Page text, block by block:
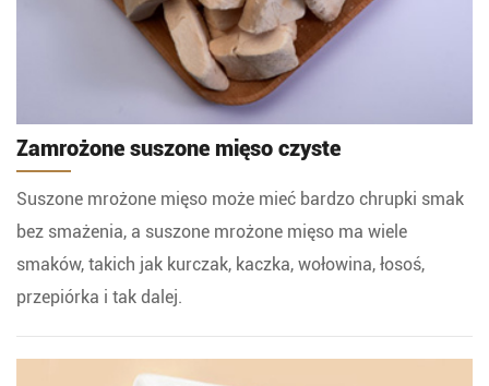
Zamrożone suszone mięso czyste
Suszone mrożone mięso może mieć bardzo chrupki smak
bez smażenia, a suszone mrożone mięso ma wiele
smaków, takich jak kurczak, kaczka, wołowina, łosoś,
przepiórka i tak dalej.